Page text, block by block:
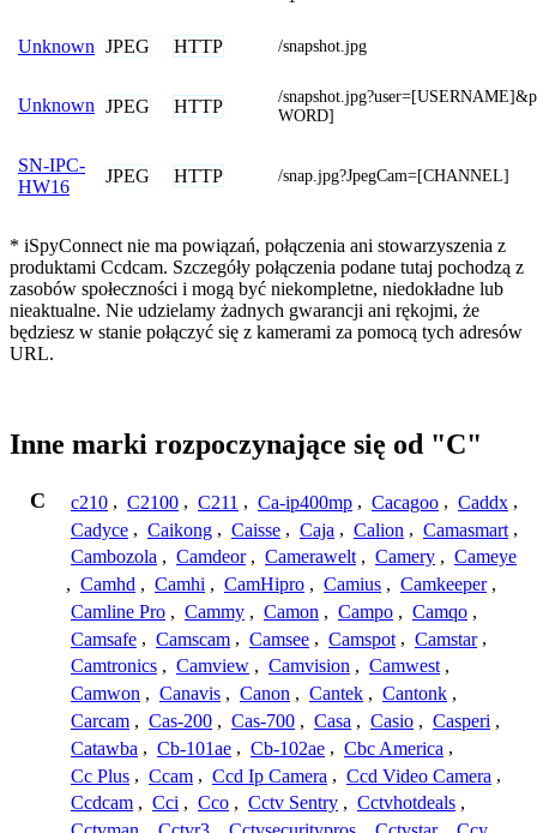
Unknown JPEG HTTP /snapshot.jpg
Unknown JPEG HTTP
/
WORD]
SN-IPC-
HW16
JPEG HTTP /snap.jpg?JpegCam=[CHANNEL]
* iSpyConnect nie ma powiązań, połączenia ani stowarzyszenia z
produktami Ccdcam. Szczegóły połączenia podane tutaj pochodzą z
zasobów społeczności i mogą być niekompletne, niedokładne lub
nieaktualne. Nie udzielamy żadnych gwarancji ani rękojmi, że
będziesz w stanie połączyć się z kamerami za pomocą tych adresów
URL.
Inne marki rozpoczynające się od "C"
C c210 , C2100 , C211 , Ca-ip400mp , Cacagoo , Caddx ,
Cadyce , Caikong , Caisse , Caja , Calion , Camasmart ,
Cambozola , Camdeor , Camerawelt , Camery , Cameye
, Camhd , Camhi , CamHipro , Camius , Camkeeper ,
Camline Pro , Cammy , Camon , Campo , Camqo ,
Camsafe , Camscam , Camsee , Camspot , Camstar ,
Camtronics , Camview , Camvision , Camwest ,
Camwon , Canavis , Canon , Cantek , Cantonk ,
Carcam , Cas-200 , Cas-700 , Casa , Casio , Casperi ,
Catawba , Cb-101ae , Cb-102ae , Cbc America ,
Cc Plus , Ccam , Ccd Ip Camera , Ccd Video Camera ,
Ccdcam , Cci , Cco , Cctv Sentry , Cctvhotdeals ,